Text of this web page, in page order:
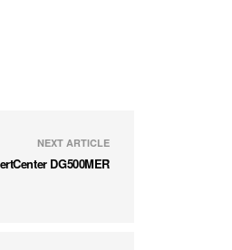
NEXT ARTICLE
DG500MER